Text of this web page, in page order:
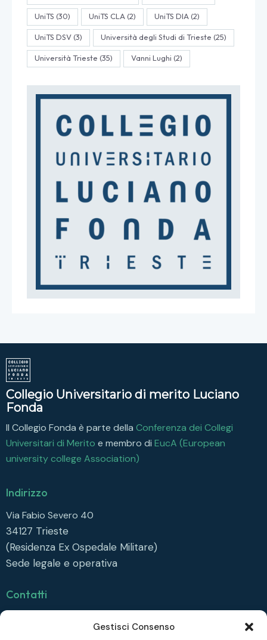
Gestisci Consenso
UniTS (30) UniTS CLA (2) UniTS DIA (2)
UniTS DSV(3) Università degli Studi di Trieste (25)
Università Trieste (35) Vanni Lughi (2)
Collegio Universitario di merito Luciano
Fonda
Il Collegio Fonda è parte della Conferenza dei Collegi
Universitari di Merito e membro di EucA (European
university college Association)
Indirizzo
Via Fabio Severo 40
34127 Trieste
(Residenza Ex Ospedale Militare)
Sede legale e operativa
Contatti